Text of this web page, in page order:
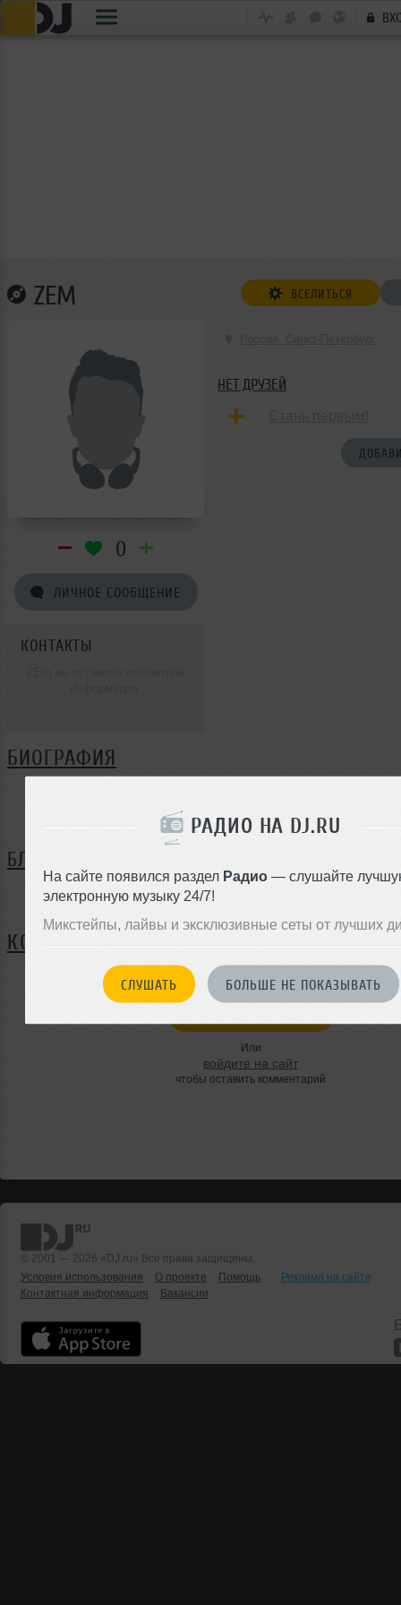
РАДИО НА DJ.RU
На сайте появился раздел Радио — слушайте
электронную музыку 24/7!
Микстейпы, лайвы и эксклюзивные сеты от лучших
СЛУШАТЬ БОЛЬШЕ НЕ ПОКАЗЫВАТЬ
ZEM ВСЕЛИТЬСЯ
0
ЛИЧНОЕ СООБЩЕНИЕ
КОНТАКТЫ
НЕТ ДРУЗЕЙ
БИОГРАФИЯ
БЛОГ
Нет записей в блоге
КОММЕНТАРИИ
Или
войдите на сайт
чтобы оставить комментарий
© 2001 — 2026 «DJ.ru» Все права защищены.
Условия использования
О проекте Помощь
Реклама на сайте
Контактная информация
Вакансии